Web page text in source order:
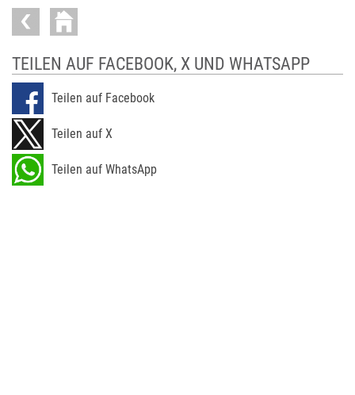
TEILEN AUF FACEBOOK, X UND WHATSAPP
Teilen auf Facebook
Teilen auf X
Teilen auf WhatsApp